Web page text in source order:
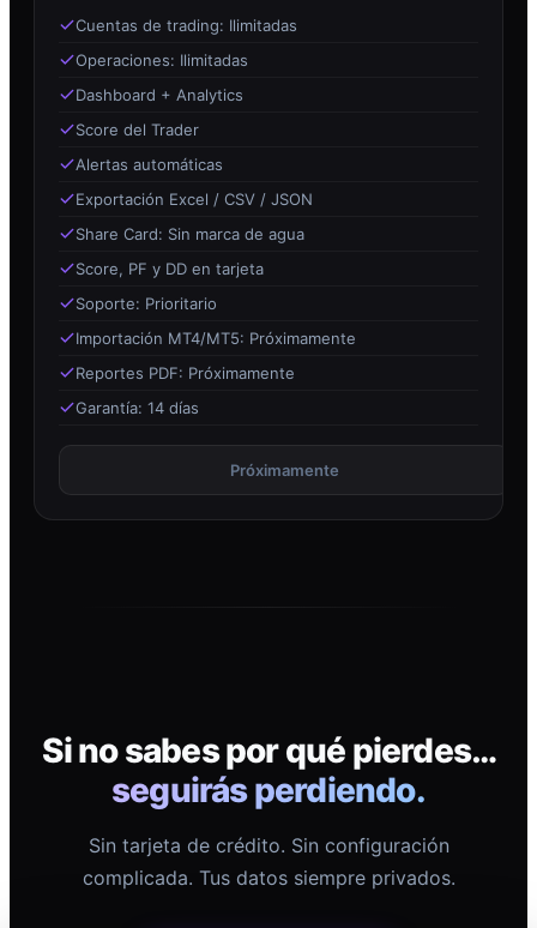
Cuentas de trading: Ilimitadas
Operaciones: Ilimitadas
Dashboard + Analytics
Score del Trader
Alertas automáticas
Exportación Excel / CSV / JSON
Share Card: Sin marca de agua
Score, PF y DD en tarjeta
Soporte: Prioritario
Importación MT4/MT5: Próximamente
Reportes PDF: Próximamente
Garantía: 14 días
Próximamente
Si no sabes por qué pierdes…
seguirás perdiendo.
Sin tarjeta de crédito. Sin configuración
complicada. Tus datos siempre privados.